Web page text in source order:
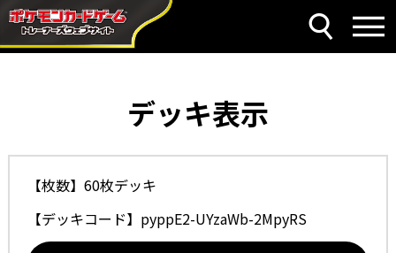
デッキ表示
【枚数】60枚デッキ
【デッキコード】 pyppE2-UYzaWb-2MpyRS